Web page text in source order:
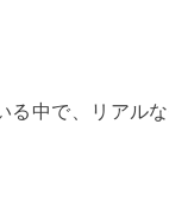
中で、リアル